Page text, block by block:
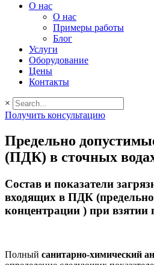
О нас
О нас
Примеры работы
Блог
Услуги
Оборудование
Цены
Контакты
×
Получить консультацию
Предельно
(ПДК) в сточных
Состав и показатели
входящих в ПДК
концентрации ) при взятии
Полный санитарно-химический